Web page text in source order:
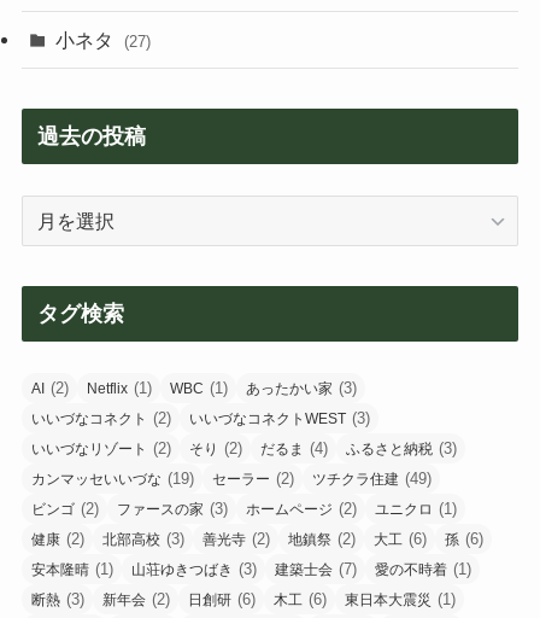
小ネタ (27)
過去の投稿
タグ検索
AI (2) Netflix (1) WBC (1) あったかい家 (3)
いいづなコネクト (2) いいづなコネクトWEST (3)
いいづなリゾート (2) そり (2) だるま (4) ふるさと納税 (3)
カンマッセいいづな (19) セーラー (2) ツチクラ住建 (49)
ビンゴ (2) ファースの家 (3) ホームページ (2) ユニクロ (1)
健康 (2) 北部高校 (3) 善光寺 (2) 地鎮祭 (2) 大工 (6) 孫 (6)
安本隆晴 (1) 山荘ゆきつばき (3) 建築士会 (7) 愛の不時着 (1)
断熱 (3) 新年会 (2) 日創研 (6) 木工 (6) 東日本大震災 (1)